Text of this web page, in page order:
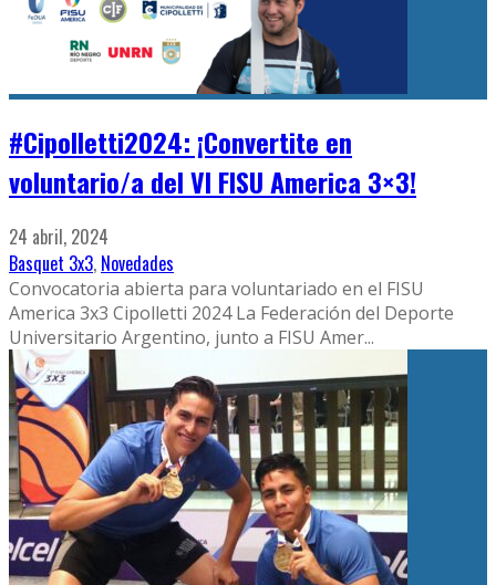
#Cipolletti2024: ¡Convertite en
voluntario/a del VI FISU America 3×3!
24 abril, 2024
Basquet 3x3, Novedades
Convocatoria abierta para voluntariado en el FISU
America 3x3 Cipolletti 2024 La Federación del Deporte
Universitario Argentino, junto a FISU Amer...